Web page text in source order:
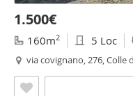
1.500€
160m2 5 Loc
via covignano, 276, Colle